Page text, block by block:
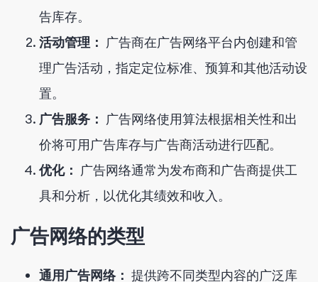
告库存。
活动管理： 广告商在广告网络平台内创建和管
理广告活动，指定定位标准、预算和其他活动设
置。
广告服务： 广告网络使用算法根据相关性和出
价将可用广告库存与广告商活动进行匹配。
优化： 广告网络通常为发布商和广告商提供工
具和分析，以优化其绩效和收入。
广告网络的类型
通用广告网络： 提供跨不同类型内容的广泛库